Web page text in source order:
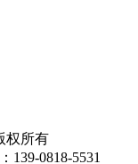
权所有
139-0818-5531